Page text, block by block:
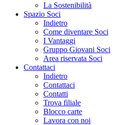
La Sostenibilità
Spazio Soci
Indietro
Come diventare Soci
I Vantaggi
Gruppo Giovani Soci
Area riservata Soci
Contattaci
Indietro
Contattaci
Contatti
Trova filiale
Blocco carte
Lavora con noi